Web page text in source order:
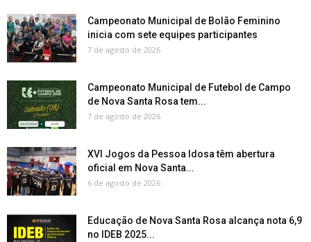
Campeonato Municipal de Bolão Feminino
inicia com sete equipes participantes
7 de agosto de 2026
Campeonato Municipal de Futebol de Campo
de Nova Santa Rosa tem...
7 de agosto de 2026
XVI Jogos da Pessoa Idosa têm abertura
oficial em Nova Santa...
6 de agosto de 2026
Educação de Nova Santa Rosa alcança nota 6,9
no IDEB 2025...